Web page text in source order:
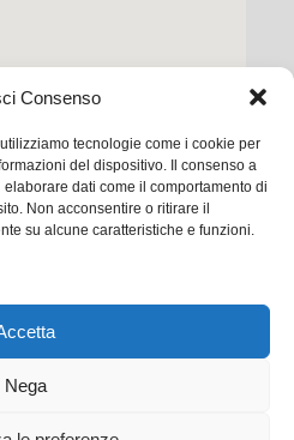
Consenso
tecnologie come i cookie per
del dispositivo. Il consenso a
dati come il comportamento di
Non acconsentire o ritirare il
su alcune caratteristiche e funzioni.
Nega
srl
88 50127 Firenze